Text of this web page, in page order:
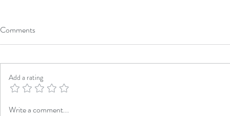
Comments
Add a rating
Write a comment...